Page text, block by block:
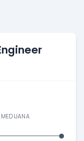
MEDIJANA